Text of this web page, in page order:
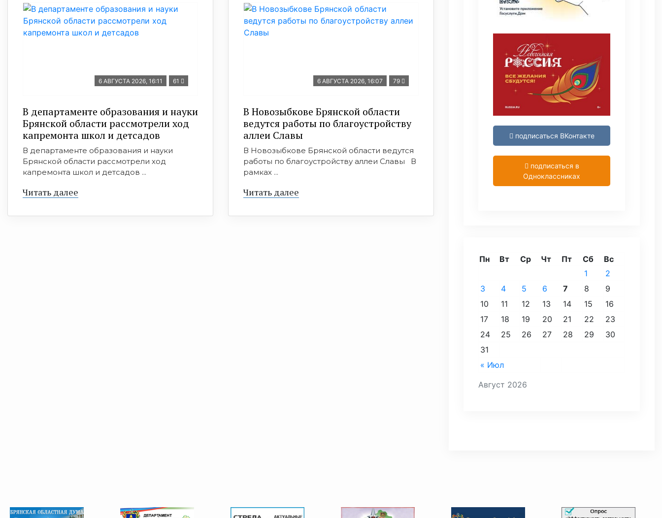
6 АВГУСТА 2026, 16:11 61
В департаменте образования и науки
Брянской области рассмотрели ход
капремонта школ и детсадов
В департаменте образования и науки
Брянской области рассмотрели ход
капремонта школ и детсадов ...
Читать далее
6 АВГУСТА 2026, 16:07 79
В Новозыбкове Брянской области
ведутся работы по благоустройству
аллеи Славы
В Новозыбкове Брянской области ведутся
работы по благоустройству аллеи Славы В
рамках ...
Читать далее
подписаться ВКонтакте
подписаться в
Одноклассниках
Август 2026
Пн Вт Ср Чт Пт Сб Вс
« Июл
1
2
3
4 5 6 7 8
9
10
11 12 13 14 15
16
17
18 19 20 21 22
23
24
25 26 27 28 29
30
31